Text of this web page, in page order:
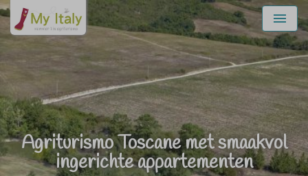
Menu
Agriturismo Toscane met smaakvol
ingerichte appartementen